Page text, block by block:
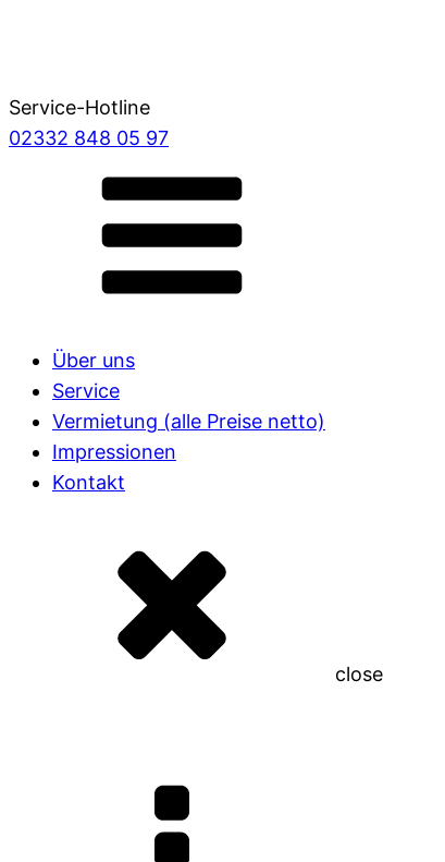
Service-Hotline
02332 848 05 97
Über uns
Service
Vermietung (alle Preise netto)
Impressionen
Kontakt
close